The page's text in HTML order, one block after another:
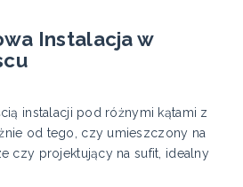
Instalacja w
instalacji pod różnymi kątami z
od tego, czy umieszczony na
czy projektujący na sufit, idealny